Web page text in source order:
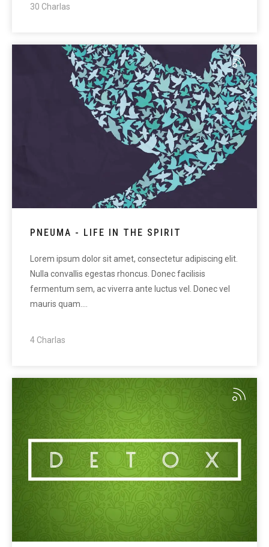
30 Charlas
PNEUMA - LIFE IN THE SPIRIT
Lorem ipsum dolor sit amet, consectetur adipiscing elit.
Nulla convallis egestas rhoncus. Donec facilisis
fermentum sem, ac viverra ante luctus vel. Donec vel
mauris quam.…
4 Charlas